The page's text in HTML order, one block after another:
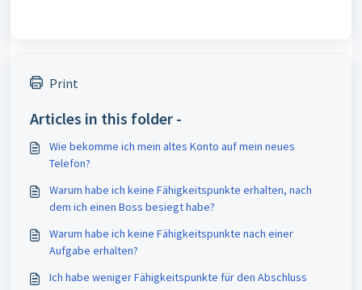
Print
Articles in this folder -
Wie bekomme ich mein altes Konto auf mein neues
Telefon?
Warum habe ich keine Fähigkeitspunkte erhalten, nach
dem ich einen Boss besiegt habe?
Warum habe ich keine Fähigkeitspunkte nach einer
Aufgabe erhalten?
Ich habe weniger Fähigkeitspunkte für den Abschluss